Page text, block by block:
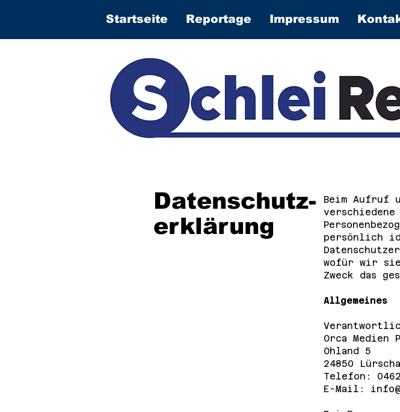
Startseite Reportage Impressum
Datenschutz-
erklärung
Beim Aufruf
verschiedene
persönlich
wofür wir
Zweck das
Allgemeines
Orca Medien
Ohland 5
24850
Telefon:
E-Mail: